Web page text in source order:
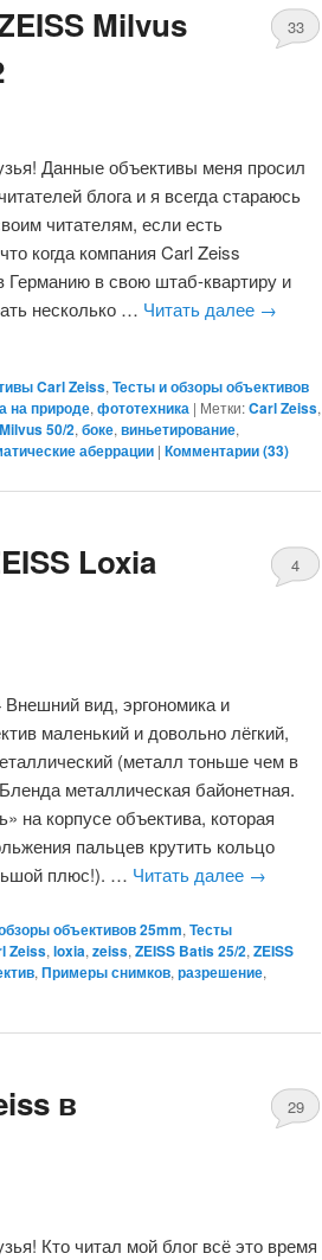
Milvus
33
Данные объективы меня просил
блога и я всегда стараюсь
читателям, если есть
когда компания Carl Zeiss
Германию в свою штаб-квартиру и
несколько … Читать далее →
Carl Zeiss, Тесты и обзоры объективов
на природе, фототехника | Метки:Carl Zeiss,
50/2, боке, виньетирование,
аберрации | Комментарии (33)
Loxia
4
вид, эргономика и
маленький и довольно лёгкий,
(металл тоньше чем в
металлическая байонетная.
на корпусе объектива, которая
пальцев крутить кольцо
плюс!). … Читать далее →
объективов 25mm, Тесты
Zeiss, loxia, zeiss, ZEISS Batis 25/2, ZEISS
, Примеры снимков, разрешение,
в
29
Кто читал мой блог всё это время